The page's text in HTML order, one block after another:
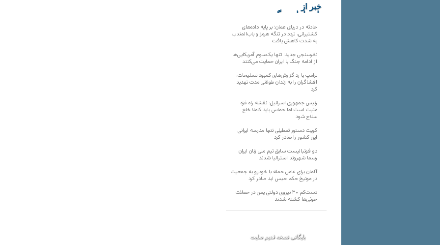
خبر از
تارنماهای دیگر
حادثه در دریای عمان؛ بر پایه داده‌های
کشتیرانی، تردد در تنگه هرمز و باب‌المندب
به شدت کاهش یافت
نظرسنجی جدید: تنها یک‌سوم آمریکایی‌ها
از ادامه جنگ با ایران حمایت می‌کنند
ترامپ با رد گزارش‌های کمبود تسلیحات،
افشاگران را به زندان طولانی مدت تهدید
کرد
رئیس‌ جمهوری اسرائیل: نقشه راه غزه
مثبت است اما حماس باید کاملا خلع
سلاح شود
کویت دستور تعطیلی تنها مدرسه ایرانی
این کشور را صادر کرد
دو فوتبالیست سابق تیم ملی زنان ایران
رسما شهروند استرالیا شدند
آلمان برای عامل حمله با خودرو به جمعیت
در مونیخ حکم حبس ابد صادر کرد
دست‌کم ۳۰ نیروی دولتی یمن در حملات
حوثی‌ها کشته شدند
بایگانی نسخه قدیم سایت